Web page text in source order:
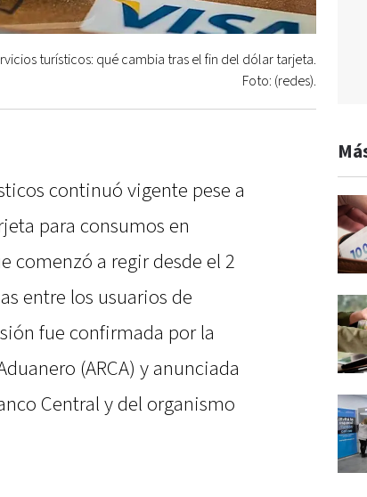
turísticos: qué cambia tras el fin del dólar tarjeta.
Foto: (redes).
continuó vigente pese a
para consumos en
comenzó a regir desde el 2
entre los usuarios de
fue confirmada por la
(ARCA) y anunciada
Central y del organismo